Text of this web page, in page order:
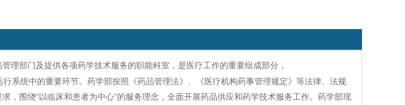
理部门及提供各项药学技术服务的职能科室，是医疗工作的重要组成部分，
运行系统中的重要环节。药学部按照《药品管理法》、《医疗机构药事管理规定》等法律、法规
，围绕“以临床和患者为中心”的服务理念，全面开展药品供应和药学技术服务工作。药学部现